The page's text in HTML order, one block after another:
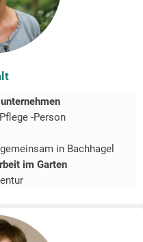
-Person
gemeinsam in Bachhagel
im Garten